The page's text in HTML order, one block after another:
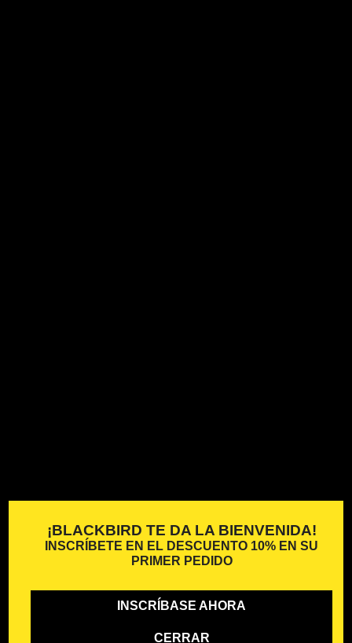
¡BLACKBIRD TE DA LA BIENVENIDA!
INSCRÍBETE EN EL DESCUENTO 10% EN SU
PRIMER PEDIDO
INSCRÍBASE AHORA
CERRAR